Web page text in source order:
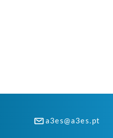
a3es@a3es.pt